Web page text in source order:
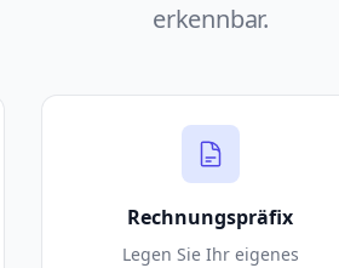
erkennbar.
Rechnungspräfix
Legen Sie Ihr eigenes